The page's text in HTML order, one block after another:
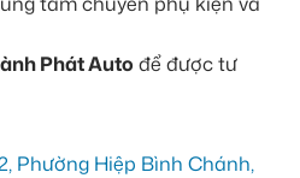
Phát Auto để được tư
Phường Hiệp Bình Chánh,